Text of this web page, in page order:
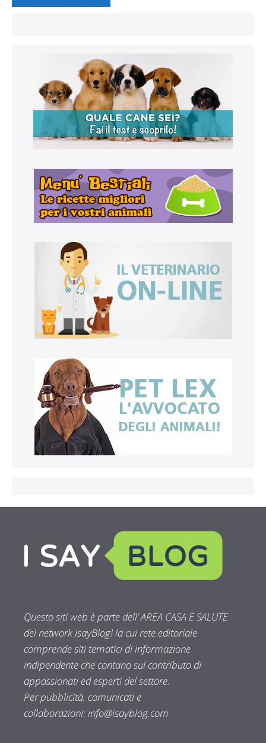
Questo siti web è parte dell’ AREA CASA E SALUTE
del network IsayBlog! la cui rete editoriale
comprende siti tematici di informazione
indipendente che contano sul contributo di
appassionati ed esperti del settore.
Per pubblicità, comunicati e
collaborazioni:info@isayblog.com